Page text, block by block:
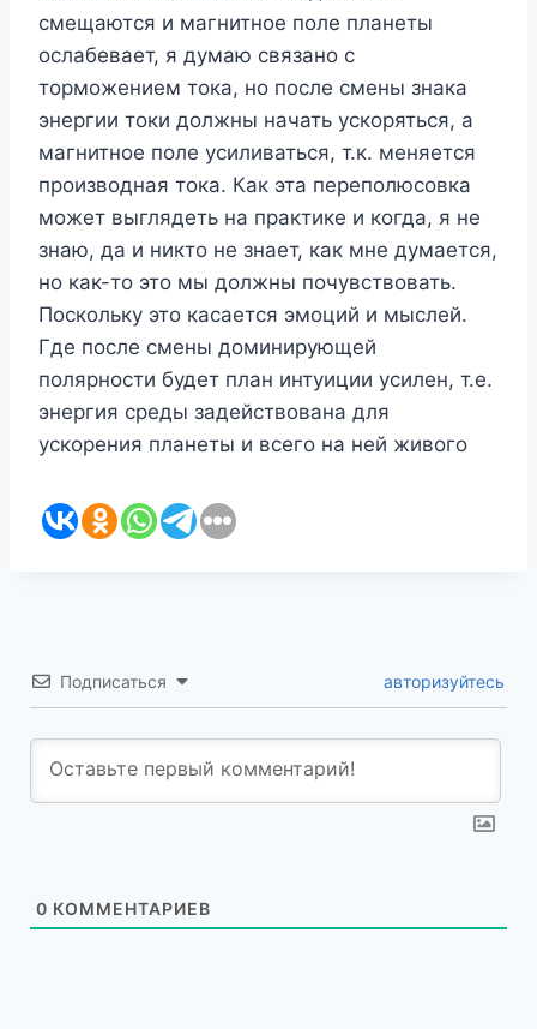
смещаются и магнитное поле планеты
ослабевает, я думаю связано с
торможением тока, но после смены знака
энергии токи должны начать ускоряться, а
магнитное поле усиливаться, т.к. меняется
производная тока. Как эта переполюсовка
может выглядеть на практике и когда, я не
знаю, да и никто не знает, как мне думается,
но как-то это мы должны почувствовать.
Поскольку это касается эмоций и мыслей.
Где после смены доминирующей
полярности будет план интуиции усилен, т.е.
энергия среды задействована для
ускорения планеты и всего на ней живого
Подписаться авторизуйтесь
0 КОММЕНТАРИЕВ